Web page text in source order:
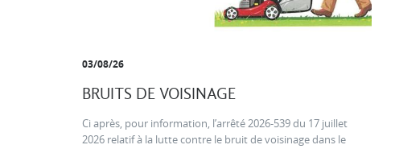
03/08/26
BRUITS DE VOISINAGE
Ci après, pour information, l’arrêté 2026-539 du 17 juillet
2026 relatif à la lutte contre le bruit de voisinage dans le